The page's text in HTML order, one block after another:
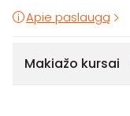
Apie paslaugą
Makiažo kursai